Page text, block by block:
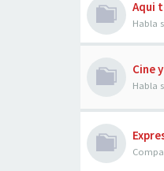
Aqui
Habla
Cine
Habla